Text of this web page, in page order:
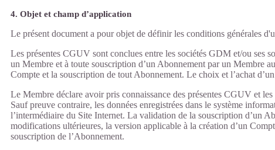
4. Objet et champ d’application
Le présent document a pour objet de définir les conditions générales
Les présentes CGUV sont conclues entre les sociétés GDM et/ou ses
un Membre et à toute souscription d’un Abonnement par un Membre
Compte et la souscription de tout Abonnement. Le choix et l’achat
Le Membre déclare avoir pris connaissance des présentes CGUV et
Sauf preuve contraire, les données enregistrées dans le système
l’intermédiaire du Site Internet. La validation de la souscription d’un
modifications ultérieures, la version applicable à la création d’un
souscription de l’Abonnement.